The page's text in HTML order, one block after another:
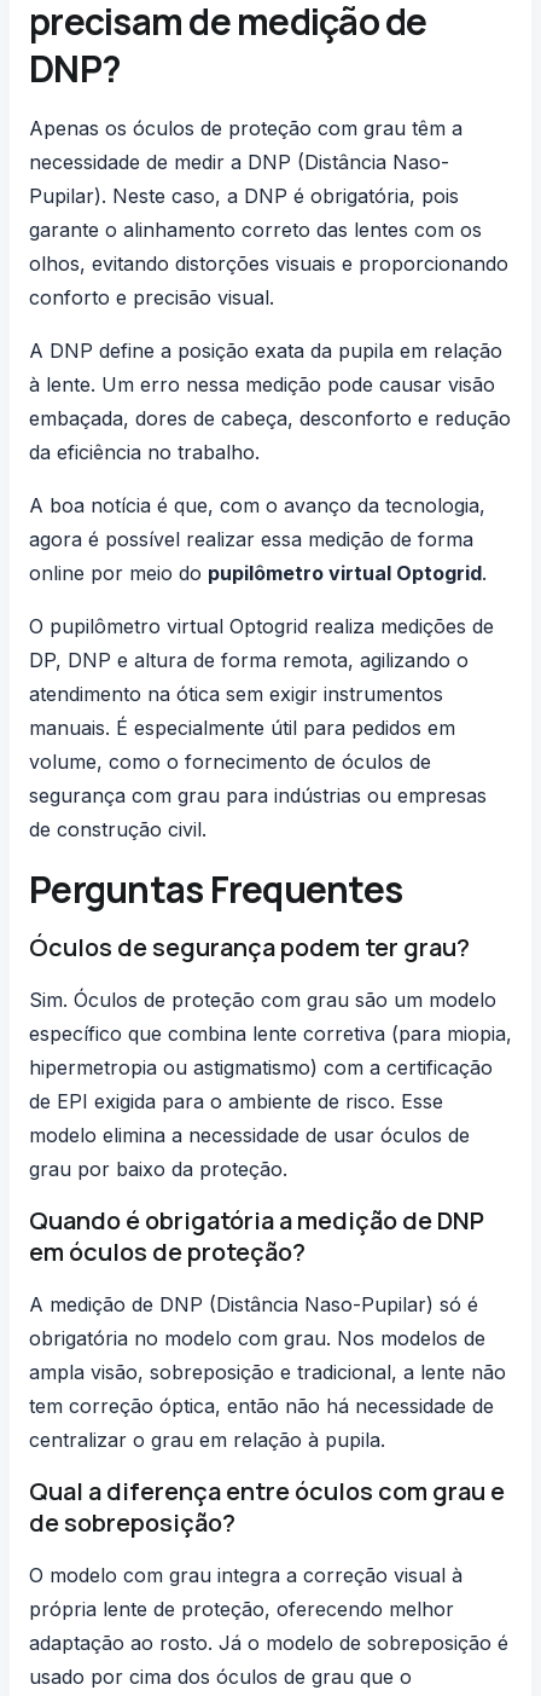
precisam de medição de
DNP?
Apenas os óculos de proteção com grau têm a
necessidade de medir a DNP (Distância Naso-
Pupilar). Neste caso, a DNP é obrigatória, pois
garante o alinhamento correto das lentes com os
olhos, evitando distorções visuais e proporcionando
conforto e precisão visual.
A DNP define a posição exata da pupila em relação
à lente. Um erro nessa medição pode causar visão
embaçada, dores de cabeça, desconforto e redução
da eficiência no trabalho.
A boa notícia é que, com o avanço da tecnologia,
agora é possível realizar essa medição de forma
online por meio do pupilômetro virtual Optogrid.
O pupilômetro virtual Optogrid realiza medições de
DP, DNP e altura de forma remota, agilizando o
atendimento na ótica sem exigir instrumentos
manuais. É especialmente útil para pedidos em
volume, como o fornecimento de óculos de
segurança com grau para indústrias ou empresas
de construção civil.
Perguntas Frequentes
Óculos de segurança podem ter grau?
Sim. Óculos de proteção com grau são um modelo
específico que combina lente corretiva (para miopia,
hipermetropia ou astigmatismo) com a certificação
de EPI exigida para o ambiente de risco. Esse
modelo elimina a necessidade de usar óculos de
grau por baixo da proteção.
Quando é obrigatória a medição de DNP
em óculos de proteção?
A medição de DNP (Distância Naso-Pupilar) só é
obrigatória no modelo com grau. Nos modelos de
ampla visão, sobreposição e tradicional, a lente não
tem correção óptica, então não há necessidade de
centralizar o grau em relação à pupila.
Qual a diferença entre óculos com grau e
de sobreposição?
O modelo com grau integra a correção visual à
própria lente de proteção, oferecendo melhor
adaptação ao rosto. Já o modelo de sobreposição é
usado por cima dos óculos de grau que o